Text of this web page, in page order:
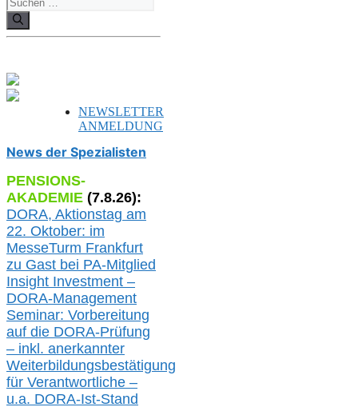
nach:
NEWSLETTER
ANMELDUNG
News der Spezialisten
PENSIONS-
AKADEMIE (7.8.26):
DORA, Aktionstag am
22. Oktober: im
MesseTurm Frankfurt
zu Gast bei PA-Mitglied
Insight Investment –
DORA-Management
Seminar: Vorbereitung
auf die DORA-Prüfung
– inkl. anerkannter
Weiterbildungsbestätigung
für Verantwortliche –
u.a. DORA-Ist-Stand